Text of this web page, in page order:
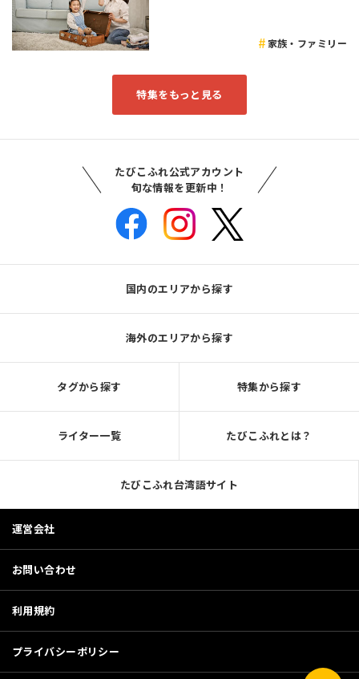
家族・ファミリー
特集をもっと見る
たびこふれ公式アカウント
旬な情報を更新中！
国内のエリアから探す
海外のエリアから探す
タグから探す 特集から探す
ライター一覧 たびこふれとは？
たびこふれ台湾語サイト
運営会社
お問い合わせ
利用規約
プライバシーポリシー